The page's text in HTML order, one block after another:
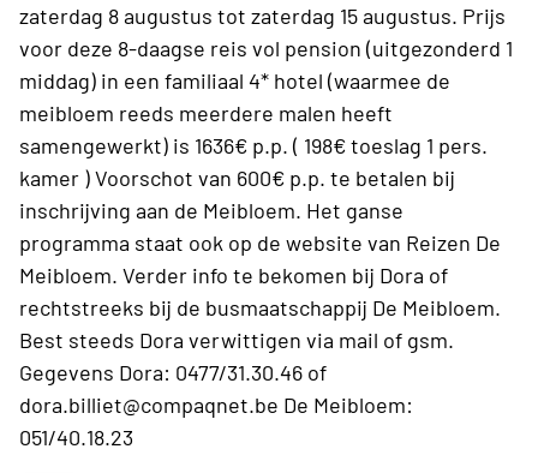
zaterdag 8 augustus tot zaterdag 15 augustus. Prijs
voor deze 8-daagse reis vol pension (uitgezonderd 1
middag) in een familiaal 4* hotel (waarmee de
meibloem reeds meerdere malen heeft
samengewerkt) is 1636€ p.p. ( 198€ toeslag 1 pers.
kamer ) Voorschot van 600€ p.p. te betalen bij
inschrijving aan de Meibloem. Het ganse
programma staat ook op de website van Reizen De
Meibloem. Verder info te bekomen bij Dora of
rechtstreeks bij de busmaatschappij De Meibloem.
Best steeds Dora verwittigen via mail of gsm.
Gegevens Dora: 0477/31.30.46 of
dora.billiet@compaqnet.be De Meibloem:
051/40.18.23